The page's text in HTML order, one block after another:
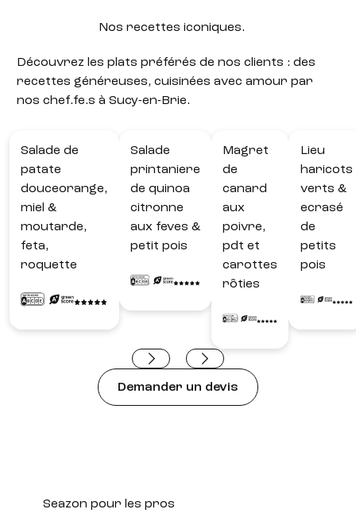
Nos recettes iconiques.
Découvrez les plats préférés de nos clients : des
recettes généreuses, cuisinées avec amour par
nos chef.fe.s à Sucy-en-Brie.
Salade de
patate
douceorange,
miel &
moutarde,
feta,
roquette
Salade
printaniere
de quinoa
citronne
aux feves &
petit pois
Magret
de
canard
aux
poivre,
pdt et
carottes
rôties
Lieu
haricots
verts &
ecrasé
de
petits
pois
Demander un devis
Seazon pour les pros